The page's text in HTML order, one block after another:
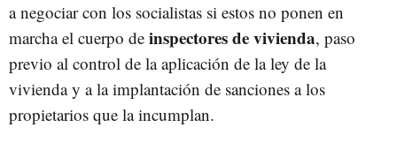
a negociar con los socialistas si estos no ponen en
marcha el cuerpo de inspectores de vivienda, paso
previo al control de la aplicación de la ley de la
vivienda y a la implantación de sanciones a los
propietarios que la incumplan.